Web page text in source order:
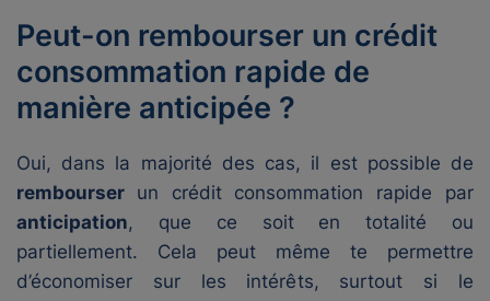
Peut-on rembourser un crédit
consommation rapide de
manière anticipée ?
Oui, dans la majorité des cas, il est possible de
rembourser un crédit consommation rapide par
anticipation, que ce soit en totalité ou
partiellement. Cela peut même te permettre
d’économiser sur les intérêts, surtout si le